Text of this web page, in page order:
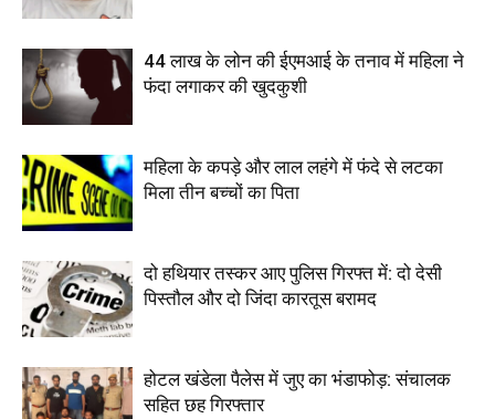
44 लाख के लोन की ईएमआई के तनाव में महिला ने
फंदा लगाकर की खुदकुशी
महिला के कपड़े और लाल लहंगे में फंदे से लटका
मिला तीन बच्चों का पिता
दो हथियार तस्कर आए पुलिस गिरफ्त में: दो देसी
पिस्तौल और दो जिंदा कारतूस बरामद
होटल खंडेला पैलेस में जुए का भंडाफोड़: संचालक
सहित छह गिरफ्तार